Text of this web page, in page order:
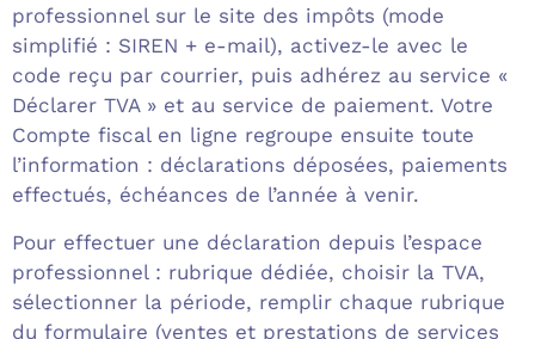
professionnel sur le site des impôts (mode
simplifié : SIREN + e-mail), activez-le avec le
code reçu par courrier, puis adhérez au service «
Déclarer TVA » et au service de paiement. Votre
Compte fiscal en ligne regroupe ensuite toute
l’information : déclarations déposées, paiements
effectués, échéances de l’année à venir.
Pour effectuer une déclaration depuis l’espace
professionnel : rubrique dédiée, choisir la TVA,
sélectionner la période, remplir chaque rubrique
du formulaire (ventes et prestations de services